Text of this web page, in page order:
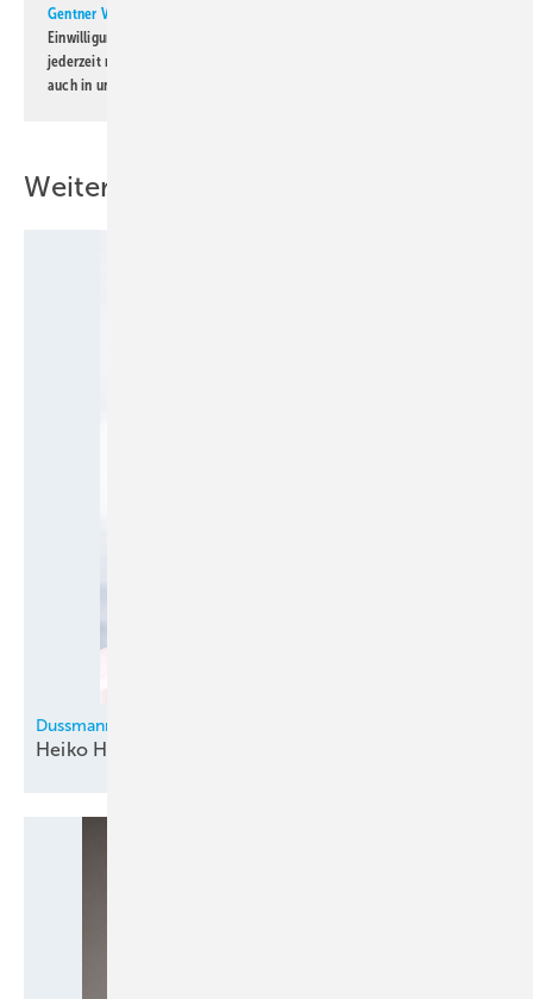
Gentner Verlag GmbH & Co. KG
Einwilligung kann ich jederzeit widerrufen und eine Abmeldung ist
jederzeit möglich. Informationen zum Umgang mit Daten finden Sie
auch in unserer
Weitere Inhalte
Dussmann Kälte- und Klimatechnik GmbH
Heiko Handke neuer Leiter